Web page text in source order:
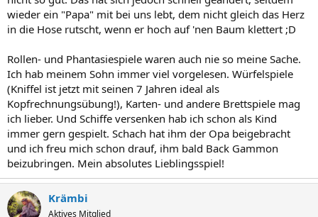
wieder ein "Papa" mit bei uns lebt, dem nicht gleich das Herz
in die Hose rutscht, wenn er hoch auf 'nen Baum klettert ;D
Rollen- und Phantasiespiele waren auch nie so meine Sache.
Ich hab meinem Sohn immer viel vorgelesen. Würfelspiele
(Kniffel ist jetzt mit seinen 7 Jahren ideal als
Kopfrechnungsübung!), Karten- und andere Brettspiele mag
ich lieber. Und Schiffe versenken hab ich schon als Kind
immer gern gespielt. Schach hat ihm der Opa beigebracht
und ich freu mich schon drauf, ihm bald Back Gammon
beizubringen. Mein absolutes Lieblingsspiel!
Krämbi
Aktives Mitglied